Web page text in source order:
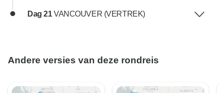
Dag 21VANCOUVER (VERTREK)
Andere versies van deze rondreis